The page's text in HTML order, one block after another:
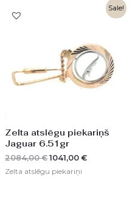
Sale!
Zelta atslēgu piekariņš
Jaguar 6.51gr
2084,00€ 1041,00 €
Current
price
Zelta atslēgu piekariņi